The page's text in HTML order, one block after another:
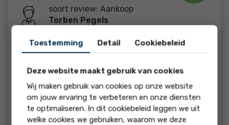
soort review: Aankoop
Torben Pegels
Helemaal top, niks op aan te merken
beoordeling:
Het was een hele fijne bezichtiging
reactie
Toestemming Detail Cookiebeleid
Deze website maakt gebruik van cookies
Wij maken gebruik van cookies op onze website
om jouw ervaring te verbeteren en onze diensten
te optimaliseren. In dit cookiebeleid leggen we uit
welke cookies we gebruiken, waarom we deze